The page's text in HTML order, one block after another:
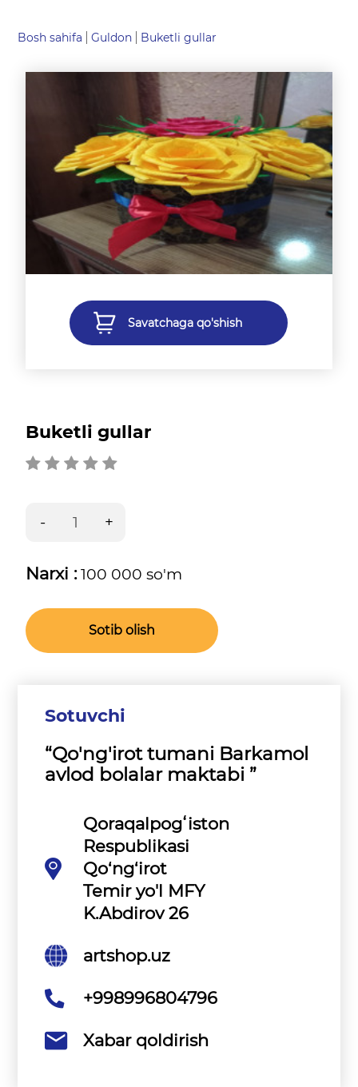
Bosh sahifa Guldon Buketli gullar
Savatchaga qo'shish
Buketli gullar
Narxi :100 000 so'm
Sotib olish
Sotuvchi
“Qo'ng'irot tumani Barkamol
avlod bolalar maktabi ”
Qoraqalpogʻiston
Respublikasi
Qo‘ng‘irot
Temir yo'l MFY
K.Abdirov 26
artshop.uz
+998996804796
Xabar qoldirish